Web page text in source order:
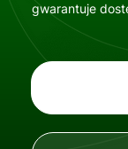
gwarantuje